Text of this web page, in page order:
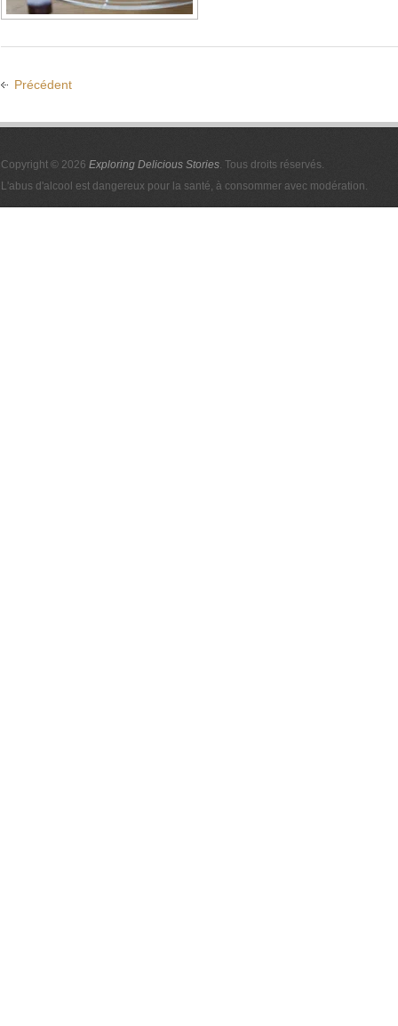
Précédent
Copyright © 2026 Exploring Delicious Stories. Tous droits réservés.
L'abus d'alcool est dangereux pour la santé, à consommer avec modération.